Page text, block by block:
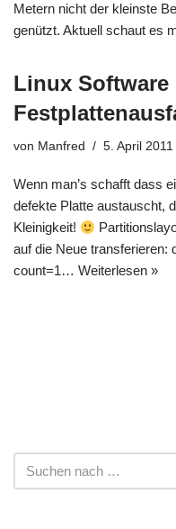
Metern nicht der kleinste
genützt. Aktuell schaut es
Linux Software
von Manfred 5. April 2011
Wenn man’s schafft dass
defekte Platte austauscht,
Kleinigkeit!
auf die Neue transferieren:
count=1… Weiterlesen »